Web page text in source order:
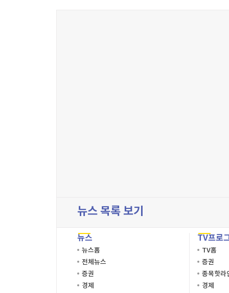
뉴스 목록 보기
뉴스
뉴스홈
전체뉴스
증권
경제
TV프로
TV홈
증권
종목핫라
경제